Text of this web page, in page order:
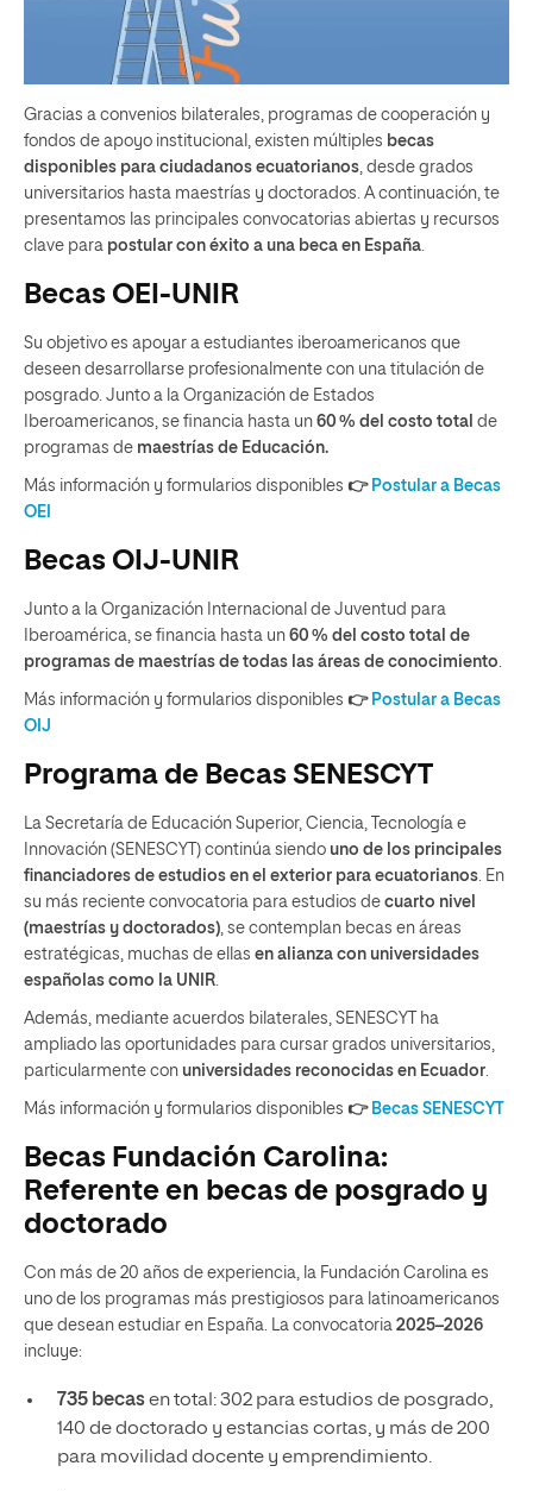
Gracias a convenios bilaterales, programas de cooperación y
fondos de apoyo institucional, existen múltiples becas
disponibles para ciudadanos ecuatorianos, desde grados
universitarios hasta maestrías y doctorados. A continuación, te
presentamos las principales convocatorias abiertas y recursos
clave para postular con éxito a una beca en España.
Becas OEI-UNIR
Su objetivo es apoyar a estudiantes iberoamericanos que
deseen desarrollarse profesionalmente con una titulación de
posgrado. Junto a la Organización de Estados
Iberoamericanos, se financia hasta un 60 % del costo total de
programas de maestrías de Educación.
Más información y formularios disponibles 👉 Postular a Becas
OEI
Becas OIJ-UNIR
Junto a la Organización Internacional de Juventud para
Iberoamérica, se financia hasta un 60 % del costo total de
programas de maestrías de todas las áreas de conocimiento.
Más información y formularios disponibles 👉 Postular a Becas
OIJ
Programa de Becas SENESCYT
La Secretaría de Educación Superior, Ciencia, Tecnología e
Innovación (SENESCYT) continúa siendo uno de los principales
financiadores de estudios en el exterior para ecuatorianos. En
su más reciente convocatoria para estudios de cuarto nivel
(maestrías y doctorados), se contemplan becas en áreas
estratégicas, muchas de ellas en alianza con universidades
españolas como la UNIR.
Además, mediante acuerdos bilaterales, SENESCYT ha
ampliado las oportunidades para cursar grados universitarios,
particularmente con universidades reconocidas en Ecuador.
Más información y formularios disponibles 👉 Becas SENESCYT
Becas Fundación Carolina:
Referente en becas de posgrado y
doctorado
Con más de 20 años de experiencia, la Fundación Carolina es
uno de los programas más prestigiosos para latinoamericanos
que desean estudiar en España. La convocatoria 2025–2026
incluye:
735 becasen total: 302 para estudios de posgrado,
140 de doctorado y estancias cortas, y más de 200
para movilidad docente y emprendimiento.